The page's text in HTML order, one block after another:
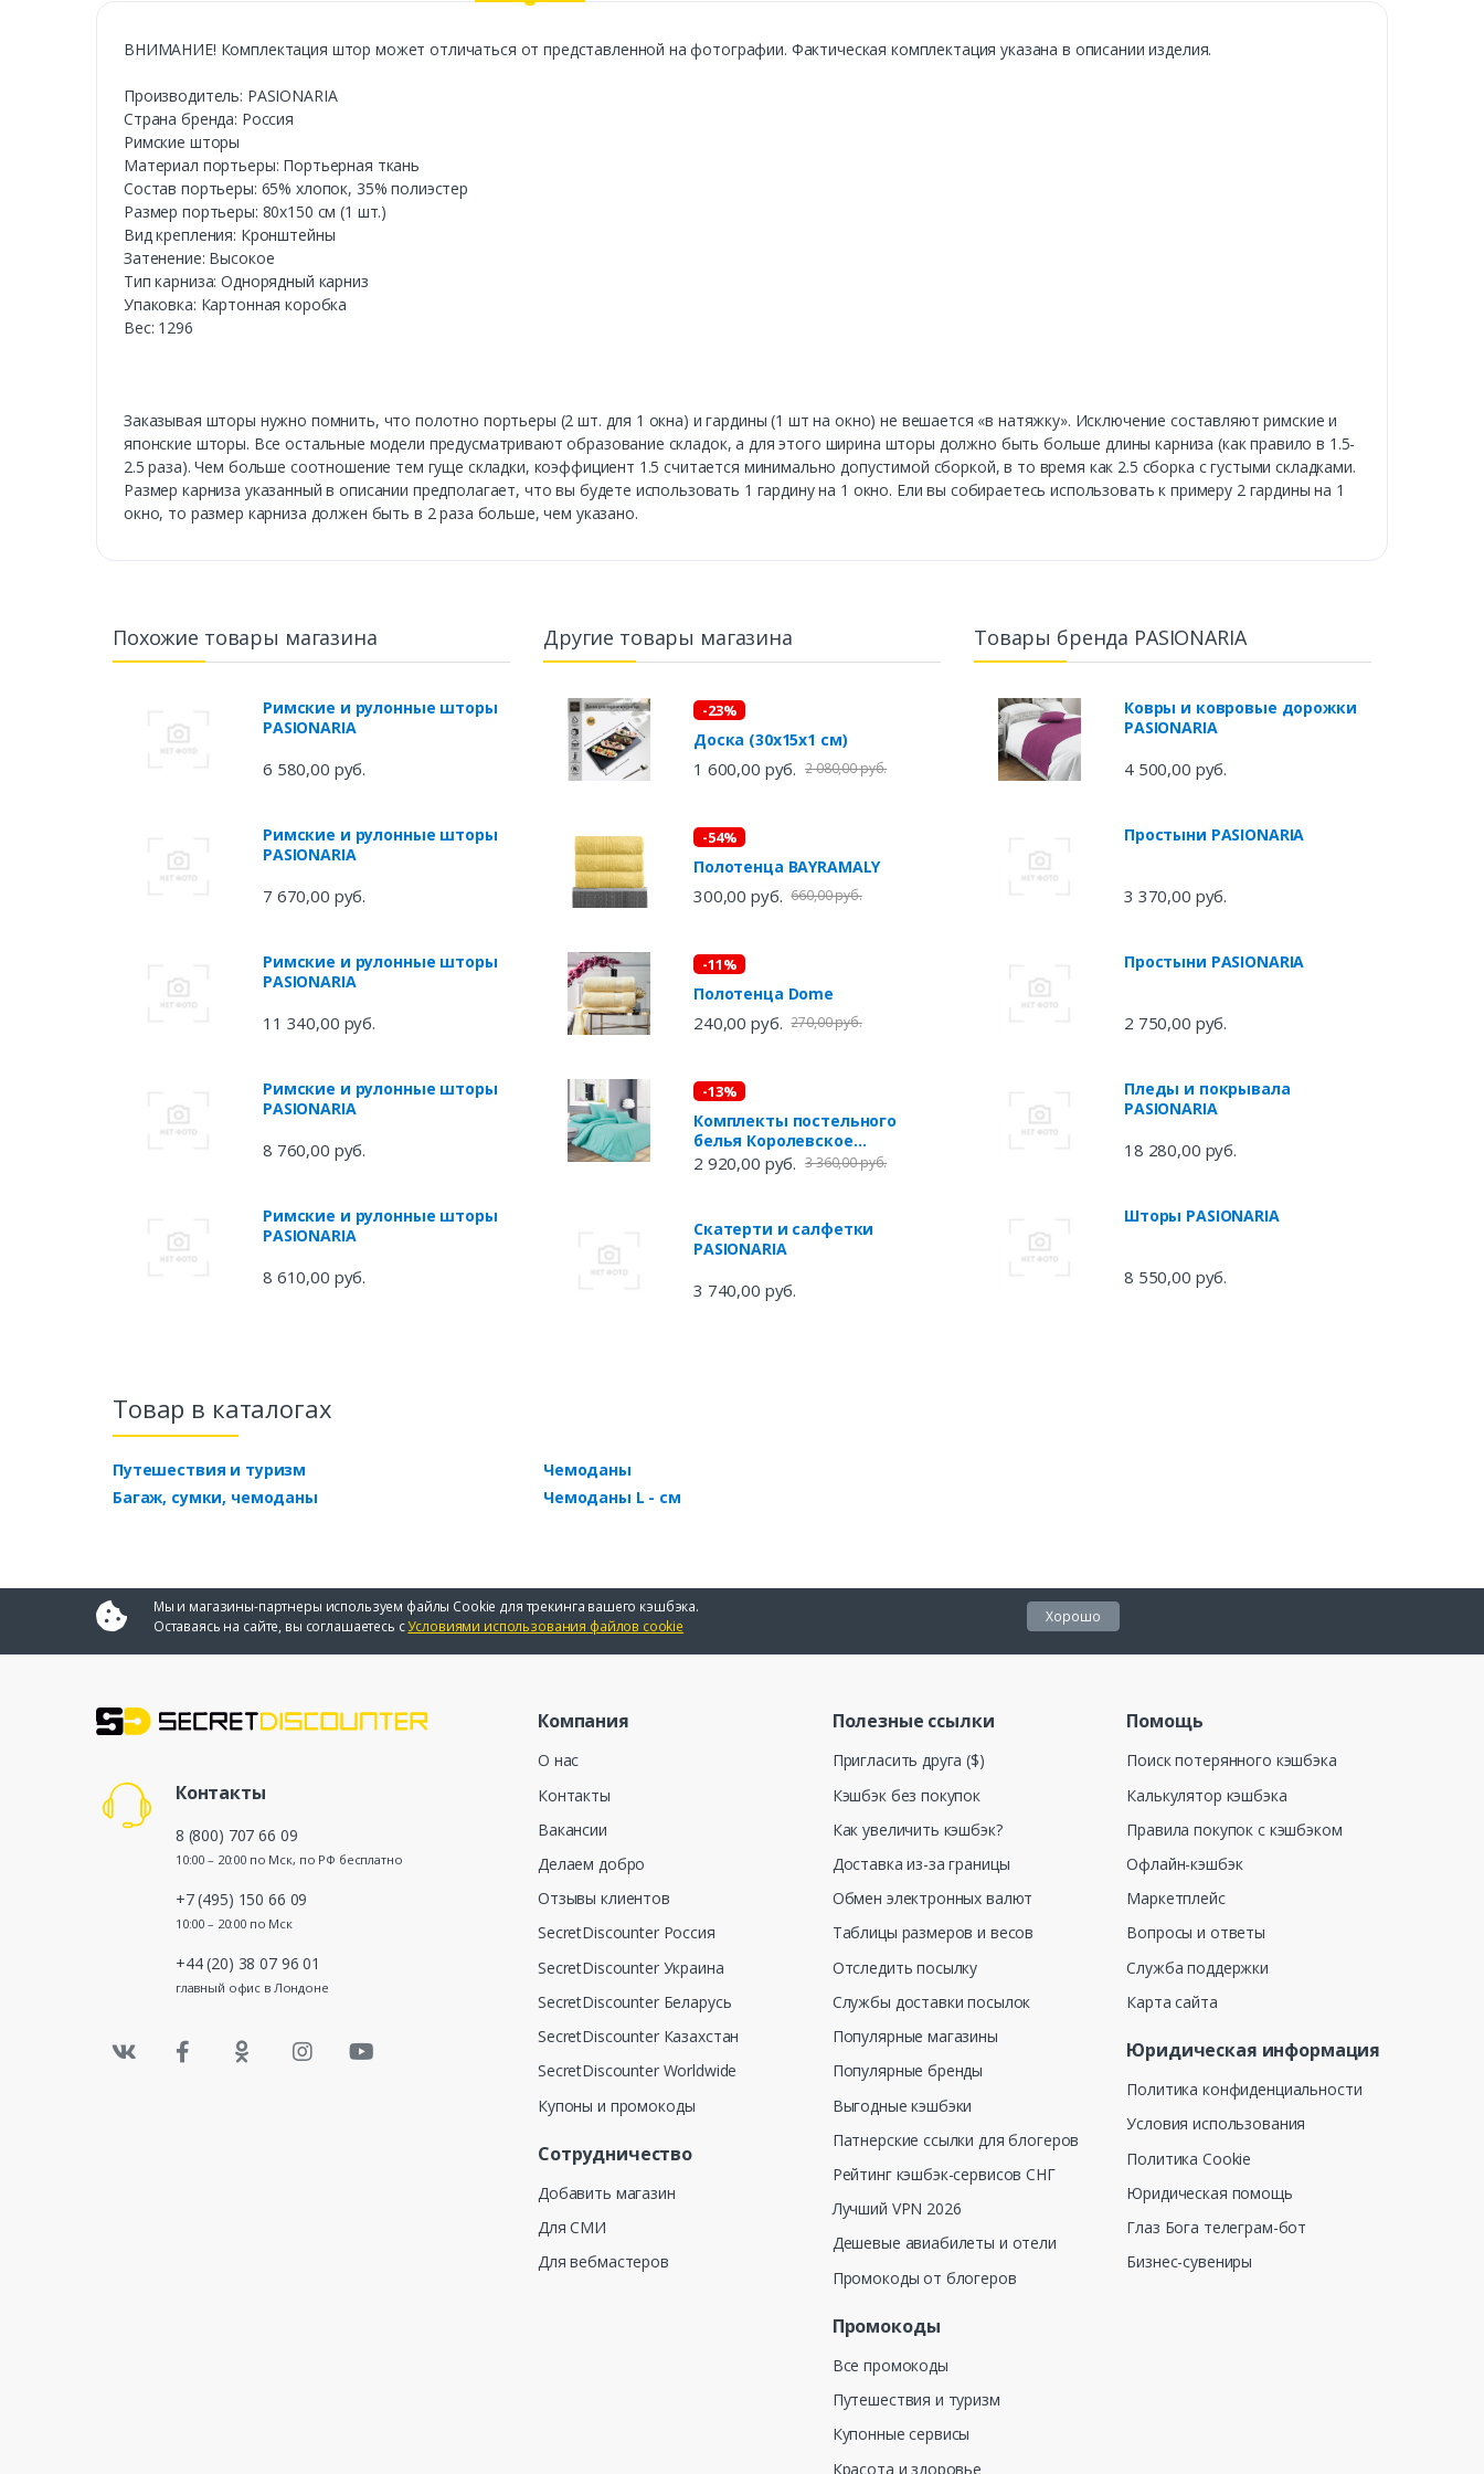
ВНИМАНИЕ! Комплектация штор может отличаться от представленной на фотографии. Фактическая комплектация указана в описании изделия.
Производитель: PASIONARIA
Страна бренда: Россия
Римские шторы
Материал портьеры: Портьерная ткань
Состав портьеры: 65% хлопок, 35% полиэстер
Размер портьеры: 80х150 см (1 шт.)
Вид крепления: Кронштейны
Затенение: Высокое
Тип карниза: Однорядный карниз
Упаковка: Картонная коробка
Вес: 1296
Заказывая шторы нужно помнить, что полотно портьеры (2 шт. для 1 окна) и гардины (1 шт на окно) не вешается «в натяжку». Исключение составляют римские и
японские шторы. Все остальные модели предусматривают образование складок, а для этого ширина шторы должно быть больше длины карниза (как правило в 1.5-
2.5 раза). Чем больше соотношение тем гуще складки, коэффициент 1.5 считается минимально допустимой сборкой, в то время как 2.5 сборка с густыми складками.
Размер карниза указанный в описании предполагает, что вы будете использовать 1 гардину на 1 окно. Ели вы собираетесь использовать к примеру 2 гардины на 1
окно, то размер карниза должен быть в 2 раза больше, чем указано.
Похожие товары магазина
Римские и рулонные шторы
PASIONARIA
6 580,00 руб.
Римские и рулонные шторы
PASIONARIA
7 670,00 руб.
Римские и рулонные шторы
PASIONARIA
11 340,00 руб.
Римские и рулонные шторы
PASIONARIA
8 760,00 руб.
Римские и рулонные шторы
PASIONARIA
8 610,00 руб.
Другие товары магазина
-23%
Доска (30х15х1 см)
1 600,00 руб. 2 080,00 руб.
-54%
Полотенца BAYRAMALY
300,00 руб. 660,00 руб.
-11%
Полотенца Dome
240,00 руб. 270,00 руб.
-13%
Комплекты постельного
белья Королевское
искушение
2 920,00 руб. 3 360,00 руб.
Скатерти и салфетки
PASIONARIA
3 740,00 руб.
Товары бренда PASIONARIA
Ковры и ковровые дорожки
PASIONARIA
4 500,00 руб.
Простыни PASIONARIA
3 370,00 руб.
Простыни PASIONARIA
2 750,00 руб.
Пледы и покрывала
PASIONARIA
18 280,00 руб.
Шторы PASIONARIA
8 550,00 руб.
Товар в каталогах
Путешествия и туризм
Багаж, сумки, чемоданы
Чемоданы
Чемоданы L - см
Мы и магазины-партнеры используем файлы Cookie для трекинга вашего кэшбэка.
Оставаясь на сайте, вы соглашаетесь сУсловиями использования файлов cookie
Хорошо
Контакты
8 (800) 707 66 09
10:00 – 20:00 по Мск, по РФ бесплатно
+7 (495) 150 66 09
10:00 – 20:00 по Мск
+44 (20) 38 07 96 01
главный офис в Лондоне
Компания
О нас
Контакты
Вакансии
Делаем добро
Отзывы клиентов
SecretDiscounter Россия
SecretDiscounter Украина
SecretDiscounter Беларусь
SecretDiscounter Казахстан
SecretDiscounter Worldwide
Купоны и промокоды
Сотрудничество
Добавить магазин
Для СМИ
Для вебмастеров
Полезные ссылки
Пригласить друга ($)
Кэшбэк без покупок
Как увеличить кэшбэк?
Доставка из-за границы
Обмен электронных валют
Таблицы размеров и весов
Отследить посылку
Службы доставки посылок
Популярные магазины
Популярные бренды
Выгодные кэшбэки
Патнерские ссылки для блогеров
Рейтинг кэшбэк-сервисов СНГ
Лучший VPN 2026
Дешевые авиабилеты и отели
Промокоды от блогеров
Промокоды
Все промокоды
Путешествия и туризм
Купонные сервисы
Красота и здоровье
Помощь
Поиск потерянного кэшбэка
Калькулятор кэшбэка
Правила покупок с кэшбэком
Офлайн-кэшбэк
Маркетплейс
Вопросы и ответы
Служба поддержки
Карта сайта
Юридическая информация
Политика конфиденциальности
Условия использования
Политика Cookie
Юридическая помощь
Глаз Бога телеграм-бот
Бизнес-сувениры